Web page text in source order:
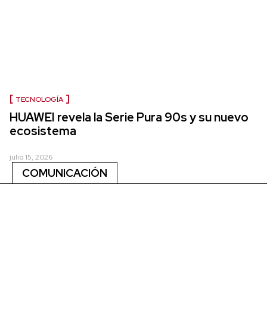
TECNOLOGÍA
HUAWEI revela la Serie Pura 90s y su nuevo
ecosistema
julio 15, 2026
COMUNICACIÓN